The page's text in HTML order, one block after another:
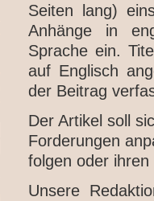
Seiten lang)
Anhänge in
Sprache ein.
auf Englisch
der Beitrag
Der Artikel soll
Forderungen
folgen oder
Unsere